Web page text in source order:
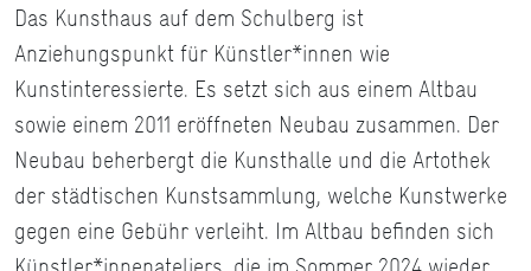
Das Kunsthaus auf dem Schulberg ist
Anziehungspunkt für Künstler*innen wie
Kunstinteressierte. Es setzt sich aus einem Altbau
sowie einem 2011 eröffneten Neubau zusammen. Der
Neubau beherbergt die Kunsthalle und die Artothek
der städtischen Kunstsammlung, welche Kunstwerke
gegen eine Gebühr verleiht. Im Altbau befinden sich